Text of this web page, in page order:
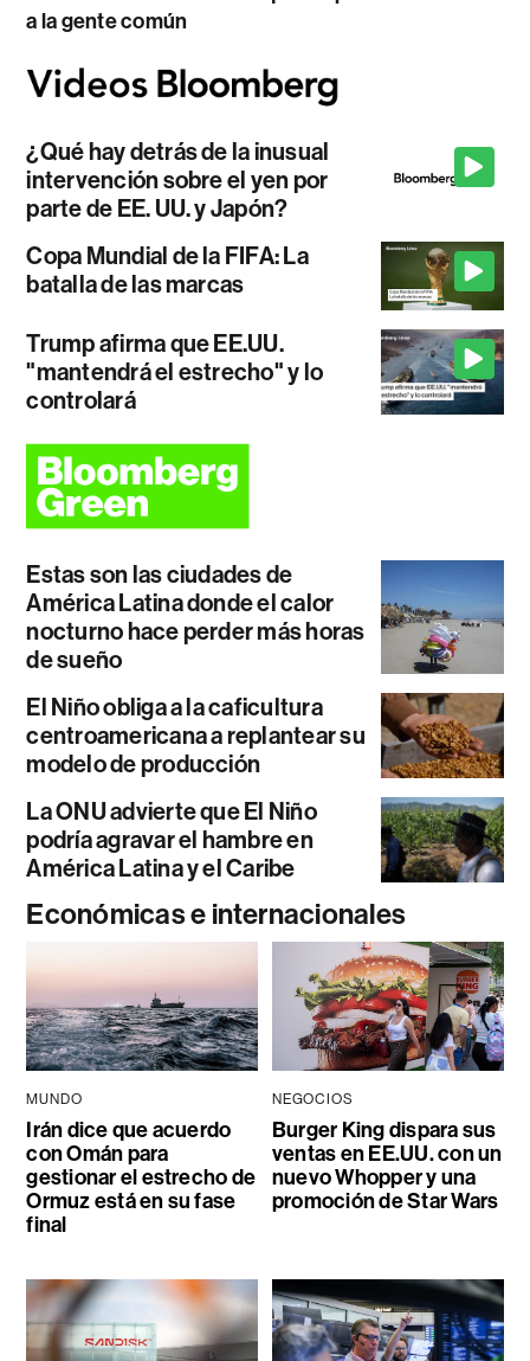
a la gente común
¿Qué hay detrás de la inusual
intervención sobre el yen por
parte de EE. UU. y Japón?
Copa Mundial de la FIFA: La
batalla de las marcas
Trump afirma que EE.UU.
"mantendrá el estrecho" y lo
controlará
Estas son las ciudades de
América Latina donde el calor
nocturno hace perder más horas
de sueño
El Niño obliga a la caficultura
centroamericana a replantear su
modelo de producción
La ONU advierte que El Niño
podría agravar el hambre en
América Latina y el Caribe
Económicas e internacionales
MUNDO
Irán dice que acuerdo
con Omán para
gestionar el estrecho de
Ormuz está en su fase
final
NEGOCIOS
Burger King dispara sus
ventas en EE.UU. con un
nuevo Whopper y una
promoción de Star Wars